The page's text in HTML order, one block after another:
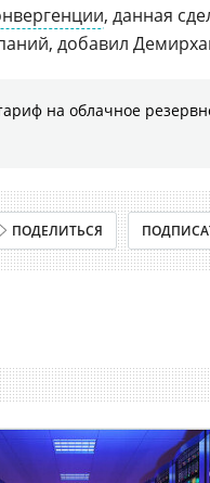
, данная
добавил
на облачное
ПОДЕЛИТЬСЯ